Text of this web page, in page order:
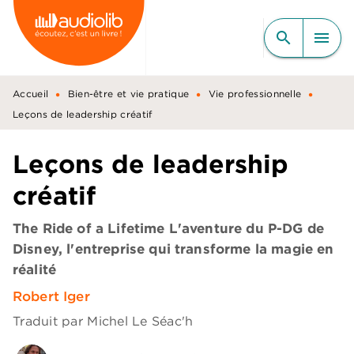
MENU RECHERCHE
CONTENU
PIED DE PAGE
search menu
Accueil • Bien-être et vie pratique • Vie professionnelle •
Leçons de leadership créatif
Leçons de leadership
créatif
The Ride of a Lifetime L'aventure du P-DG de
Disney, l'entreprise qui transforme la magie en
réalité
Robert Iger
Traduit par Michel Le Séac'h